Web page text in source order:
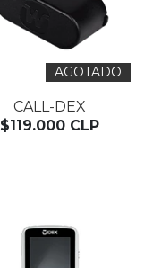
AGOTADO
CALL-DEX
$119.000 CLP